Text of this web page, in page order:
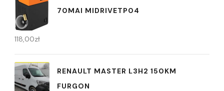
70MAI MIDRIVETP04
118,00zł
RENAULT MASTER L3H2 150KM
FURGON